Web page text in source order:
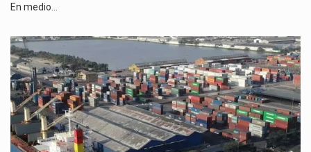
En medio…